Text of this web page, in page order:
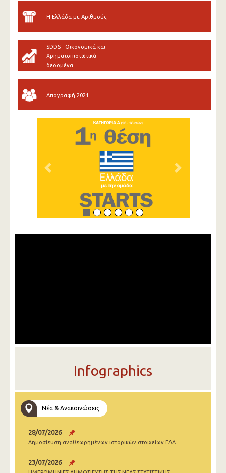
Η Ελλάδα με Αριθμούς
SDDS - Οικονομικά και
Χρηματοπιστωτικά
δεδομένα
Απογραφή 2021
Previous Next
Infographics
Νέα & Ανακοινώσεις
28/07/2026
Δημοσίευση αναθεωρημένων ιστορικών στοιχείων ΕΔΑ
23/07/2026